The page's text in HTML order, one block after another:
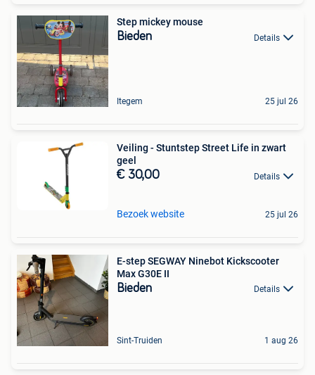
Step mickey mouse
Bieden Details
Itegem 25 jul 26
Veiling - Stuntstep Street Life in zwart
geel
€ 30,00 Details
Bezoek website 25 jul 26
E-step SEGWAY Ninebot Kickscooter
Max G30E II
Bieden Details
Sint-Truiden 1 aug 26